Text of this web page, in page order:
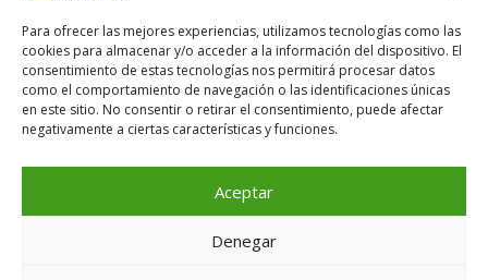
Para ofrecer las mejores experiencias, utilizamos tecnologías como las
cookies para almacenar y/o acceder a la información del dispositivo. El
consentimiento de estas tecnologías nos permitirá procesar datos
como el comportamiento de navegación o las identificaciones únicas
en este sitio. No consentir o retirar el consentimiento, puede afectar
negativamente a ciertas características y funciones.
Aceptar
Denegar
50011 Zaragoza
Tel 976 24 96 83
exposicion@expocanal.es
Aviso Legal
Política de cookies